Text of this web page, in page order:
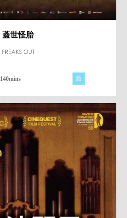
蓋世怪胎
FREAKS OUT
140mins 義